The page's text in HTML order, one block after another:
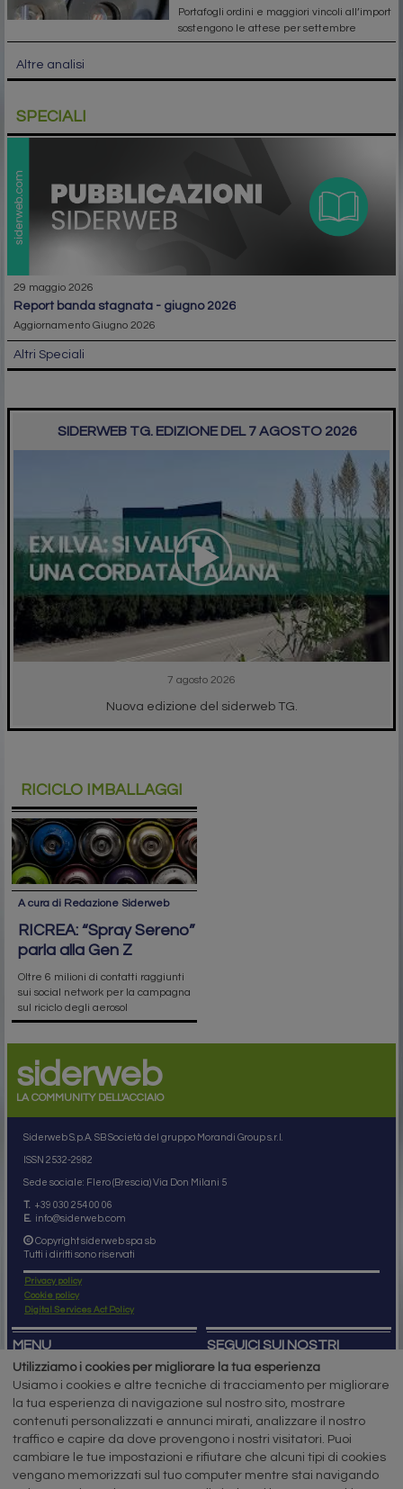
Portafogli ordini e maggiori vincoli all’import
sostengono le attese per settembre
Altre analisi
SPECIALI
29 maggio 2026
report banda stagnata - giugno 2026
Aggiornamento Giugno 2026
Altri Speciali
SIDERWEB TG. EDIZIONE DEL 7 AGOSTO 2026
7 agosto 2026
Nuova edizione del siderweb TG.
RICICLO IMBALLAGGI
A cura di Redazione Siderweb
RICREA: “Spray Sereno”
parla alla Gen Z
Oltre 6 milioni di contatti raggiunti
sui social network per la campagna
sul riciclo degli aerosol
siderweb
LA COMMUNITY DELL'ACCIAIO
Siderweb S.p.A. SB Società del gruppo Morandi Group s.r.l.
ISSN 2532-2982
Sede sociale: Flero (Brescia) Via Don Milani 5
T. +39 030 254 00 06
E.
info@siderweb.com
Copyright siderweb spa sb
Tutti i diritti sono riservati
Privacy policy
Cookie policy
Digital Services Act Policy
MENU
NEWS
PREZZI ITALIA
MERCATI
ABBONAMENTI
MADE IN STEEL
NEWSLETTER
SEGUICI SUI NOSTRI
SOCIAL NETWORK
Utilizziamo i cookies per migliorare la tua esperienza
Usiamo i cookies e altre tecniche di tracciamento per migliorare
la tua esperienza di navigazione sul nostro sito, mostrare
contenuti personalizzati e annunci mirati, analizzare il nostro
traffico e capire da dove provengono i nostri visitatori. Puoi
cambiare le tue impostazioni e rifiutare che alcuni tipi di cookies
vengano memorizzati sul tuo computer mentre stai navigando